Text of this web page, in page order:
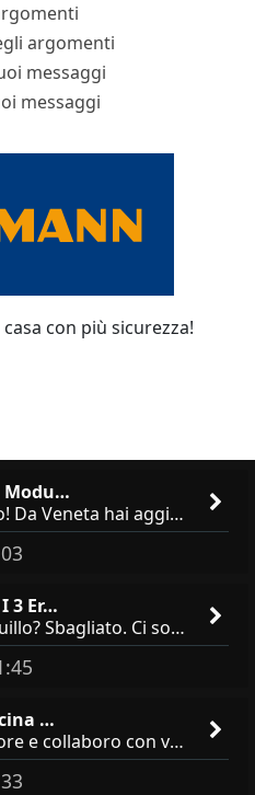
argomenti
messaggi
messaggi
con più sicurezza!
Modu…
Difficile fare un confronto! Da Veneta hai aggiunto i pensili a tutta altezza e una colonna dispensa da 30, che da soli
3 Er…
Chiudi tutto e parti tranquillo? Sbagliato. Ci sono 3 comportamenti che dicono ai ladri &quot;sono via per due settimane
…
In realtà, io sono del settore e collaboro con vari negozi, ti possono dire che sono tutti brand abbastanza simili come